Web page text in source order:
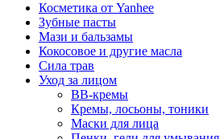
Косметика от Yanhee
Зубные пасты
Мази и бальзамы
Кокосовое и другие масла
Сила трав
Уход за лицом
BB-кремы
Кремы, лосьоны, тоники
Маски для лица